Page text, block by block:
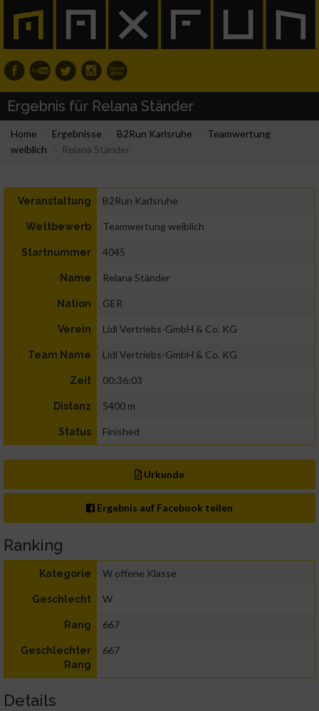
Ergebnis für Relana Ständer
Home Ergebnisse B2Run Karlsruhe
Teamwertung
weiblich
Relana Ständer
Veranstaltung B2Run Karlsruhe
Wettbewerb Teamwertung weiblich
Startnummer 4045
Name Relana Ständer
Nation GER
Verein Lidl Vertriebs-GmbH & Co. KG
Team Name Lidl Vertriebs-GmbH & Co. KG
Zeit 00:36:03
Distanz 5400 m
Status Finished
Urkunde
Ergebnis auf Facebook teilen
Ranking
Kategorie W offene Klasse
Geschlecht W
Rang 667
Geschlechter
Rang
667
Details